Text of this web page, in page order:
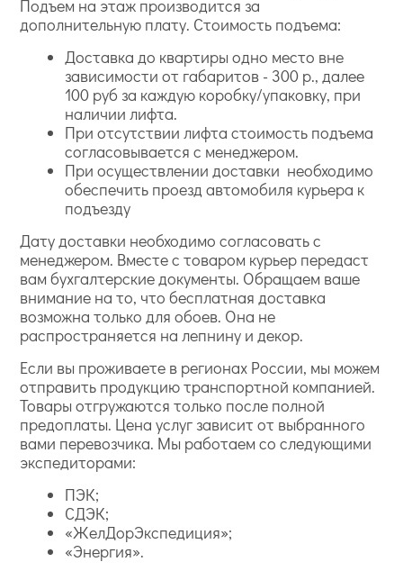
Подъем на этаж производится за
дополнительную плату. Стоимость подъема:
Доставка до квартиры одно место вне
зависимости от габаритов - 300 р., далее
100 руб за каждую коробку/упаковку, при
наличии лифта.
При отсутствии лифта стоимость подъема
согласовывается с менеджером.
При осуществлении доставки необходимо
обеспечить проезд автомобиля курьера к
подъезду
Дату доставки необходимо согласовать с
менеджером. Вместе с товаром курьер передаст
вам бухгалтерские документы. Обращаем ваше
внимание на то, что бесплатная доставка
возможна только для обоев. Она не
распространяется на лепнину и декор.
Если вы проживаете в регионах России, мы можем
отправить продукцию транспортной компанией.
Товары отгружаются только после полной
предоплаты. Цена услуг зависит от выбранного
вами перевозчика. Мы работаем со следующими
экспедиторами:
ПЭК;
СДЭК;
«ЖелДорЭкспедиция»;
«Энергия».